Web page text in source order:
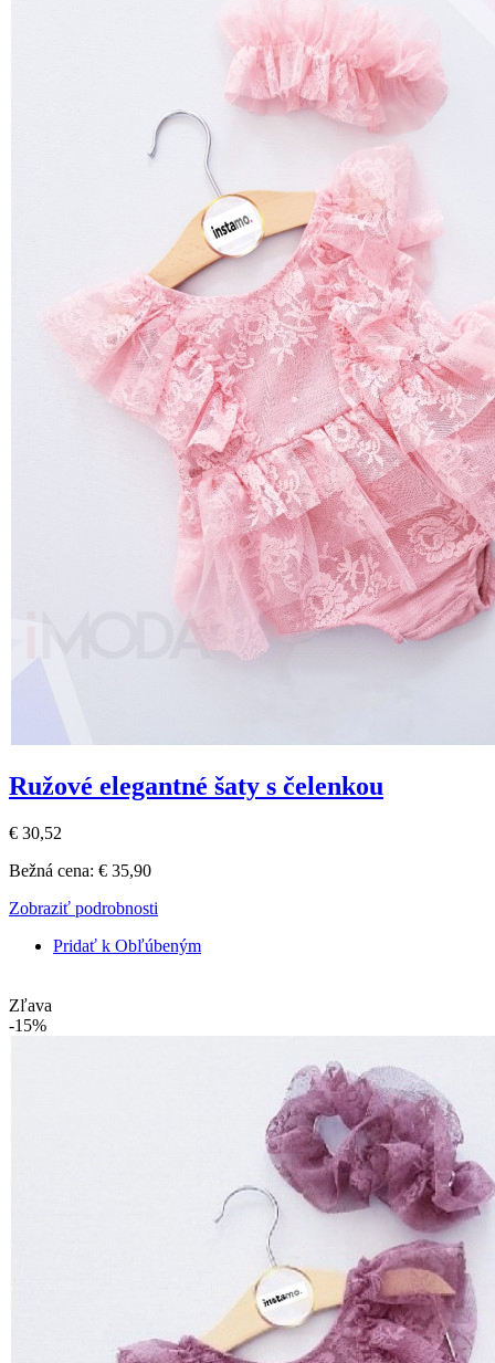
Ružové elegantné šaty s čelenkou
€ 30,52
Bežná cena: € 35,90
Zobraziť podrobnosti
Pridať k Obľúbeným
Zľava
-15%